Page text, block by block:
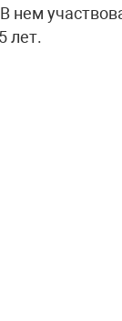
нем
лет.